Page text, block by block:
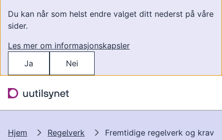
Du kan når som helst endre valget ditt nederst på våre
sider.
Les mer om informasjonskapsler
Ja
Nei
Hjem Regelverk Fremtidige regelverk og krav